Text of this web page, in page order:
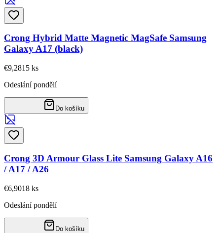
Crong Hybrid Matte Magnetic MagSafe Samsung
Galaxy A17 (black)
€9,2815 ks
Odeslání pondělí
Do košíku
Crong 3D Armour Glass Lite Samsung Galaxy A16
/ A17 / A26
€6,9018 ks
Odeslání pondělí
Do košíku